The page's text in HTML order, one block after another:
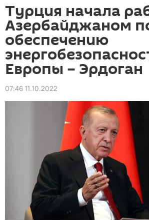
Турция начала
Азербайджаном
обеспечению
Европы – Эрдоган
07:46 11.10.2022